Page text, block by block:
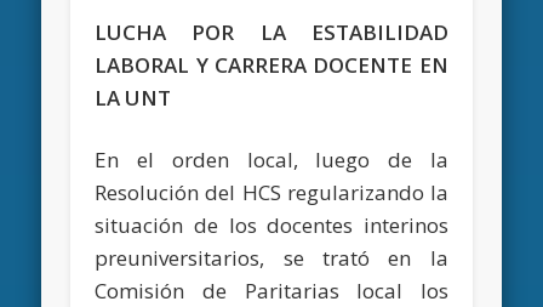
LUCHA POR LA ESTABILIDAD
LABORAL Y CARRERA DOCENTE EN
LA UNT
En el orden local, luego de la
Resolución del HCS regularizando la
situación de los docentes interinos
preuniversitarios, se trató en la
Comisión de Paritarias local los